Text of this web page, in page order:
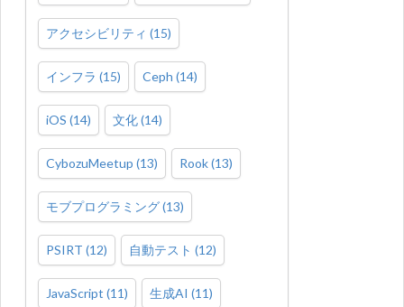
アクセシビリティ (15)
インフラ (15) Ceph (14)
iOS (14) 文化(14)
CybozuMeetup (13) Rook(13)
モブプログラミング(13)
PSIRT (12) 自動テスト (12)
JavaScript (11) 生成AI (11)